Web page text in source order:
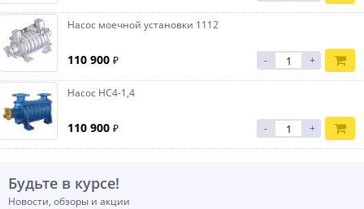
Насос моечной установки 1112
110 900 ₽ - +
Насос НС4-1,4
110 900 ₽ - +
Будьте в курсе!
Новости, обзоры и акции